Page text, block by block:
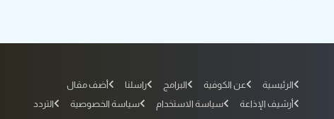
الرئيسية عن الكوفية البرامج راسلنا
أضف مقال
أرشيف الإذاعة
سياسة الاستخدام سياسة الخصوصية التردد